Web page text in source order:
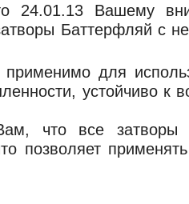
24.01.13 Вашему
Баттерфляй с
применимо для
устойчиво к
что все затворы
позволяет